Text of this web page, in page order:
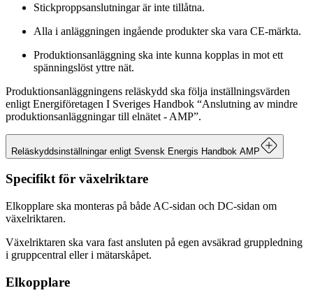
50 A 34,6 kW
43,5 kW
Stickproppsanslutningar är inte tillåtna.
Alla i anläggningen ingående produkter ska vara CE-märkta.
Produktionsanläggning ska inte kunna kopplas in mot ett
spänningslöst yttre nät.
Produktionsanläggningens reläskydd ska följa inställningsvärden
enligt Energiföretagen I Sveriges Handbok “Anslutning av mindre
produktionsanläggningar till elnätet - AMP”.
Reläskyddsinställningar enligt Svensk Energis Handbok AMP
Reläskyddsinställningar enligt Svensk Energis Handbok AMP
Parameter
Överspänning 0,2 s
Underspänning
Specifikt för växelriktare
Elkopplare ska monteras på både AC-sidan och DC-sidan om
växelriktaren.
Växelriktaren ska vara fast ansluten på egen avsäkrad gruppledning
i gruppcentral eller i mätarskåpet.
Elkopplare